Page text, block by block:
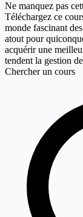
Ne manquez pas
Téléchargez ce
monde fascinant
atout pour
acquérir une
tendent la gestion
Chercher un cours